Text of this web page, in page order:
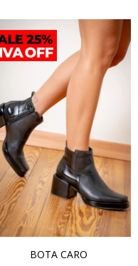
BOTA CARO